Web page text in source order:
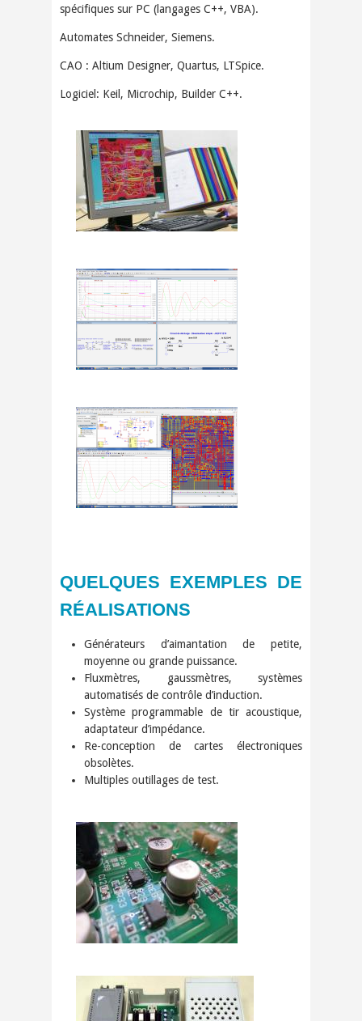
spécifiques sur PC (langages C++, VBA).
Automates Schneider, Siemens.
CAO : Altium Designer, Quartus, LTSpice.
Logiciel: Keil, Microchip, Builder C++.
QUELQUES EXEMPLES DE
RÉALISATIONS
Générateurs d’aimantation de petite,
moyenne ou grande puissance.
Fluxmètres, gaussmètres, systèmes
automatisés de contrôle d’induction.
Système programmable de tir acoustique,
adaptateur d’impédance.
Re-conception de cartes électroniques
obsolètes.
Multiples outillages de test.